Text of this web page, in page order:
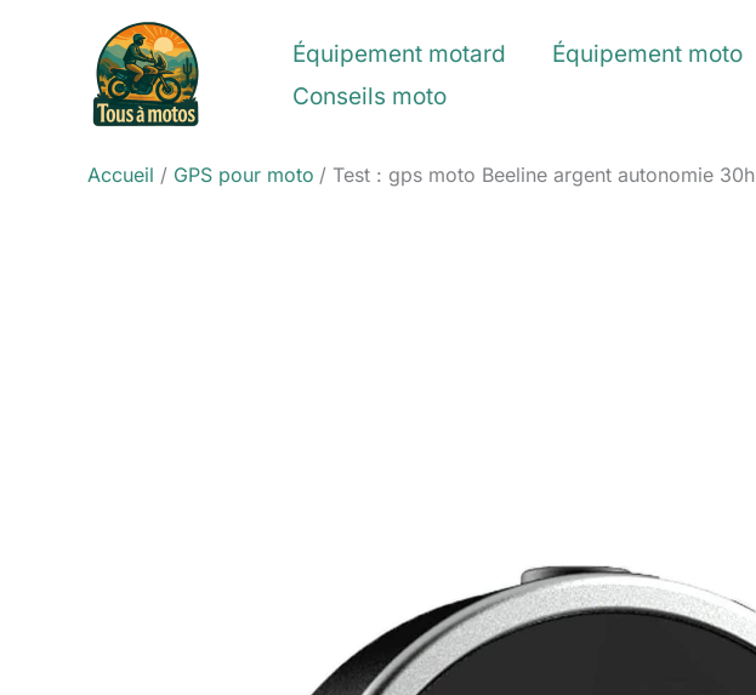
Équipement motard Équipement moto
Conseils moto
Accueil GPS pour moto Test : gps moto Beeline argent autonomie 30h